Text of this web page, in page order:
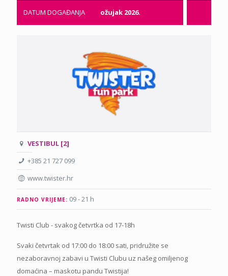
DATUM DOGAĐANJA ožujak 2026.
VESTIBUL [2]
+385 21 727 099
www.twister.hr
RADNO VRIJEME: 09 - 21 h
Twisti Club - svakog četvrtka od 17-18h
Svaki četvrtak od 17:00 do 18:00 sati, pridružite se
nezaboravnoj zabavi u Twisti Clubu uz našeg omiljenog
domaćina – maskotu pandu Twistija!